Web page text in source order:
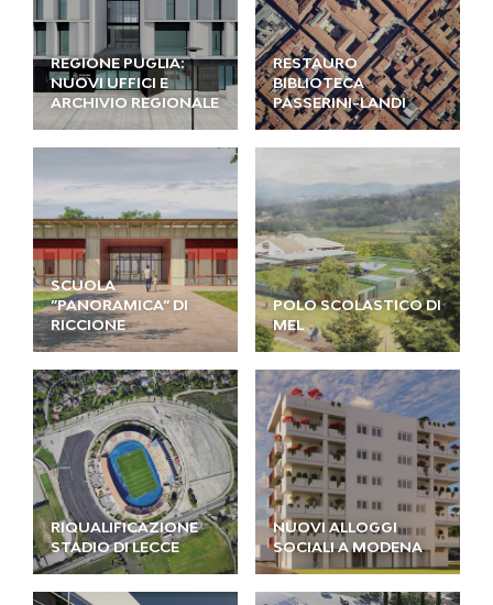
REGIONE PUGLIA:
NUOVI UFFICI E
ARCHIVIO REGIONALE
RESTAURO
BIBLIOTECA
PASSERINI-LANDI
SCUOLA
”PANORAMICA” DI
RICCIONE
POLO SCOLASTICO DI
MEL
RIQUALIFICAZIONE
STADIO DI LECCE
NUOVI ALLOGGI
SOCIALI A MODENA